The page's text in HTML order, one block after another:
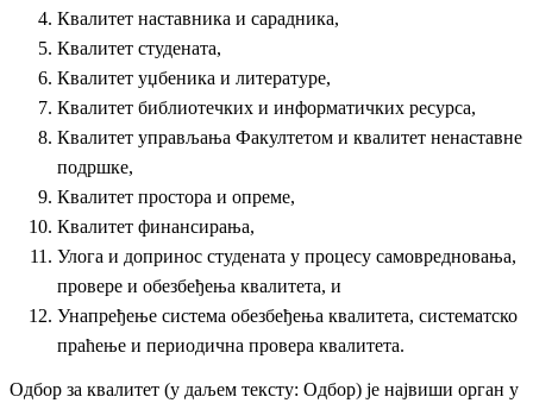
Квалитет наставника и сарадника,
Квалитет студената,
Квалитет уџбеника и литературе,
Квалитет библиотечких и информатичких ресурса,
Квалитет управљања Факултетом и квалитет ненаставне
подршке,
Квалитет простора и опреме,
Квалитет финансирања,
Улога и допринос студената у процесу самовредновања,
провере и обезбеђења квалитета, и
Унапређење система обезбеђења квалитета, систематско
праћење и периодична провера квалитета.
Одбор за квалитет (у даљем тексту: Одбор) је највиши орган у